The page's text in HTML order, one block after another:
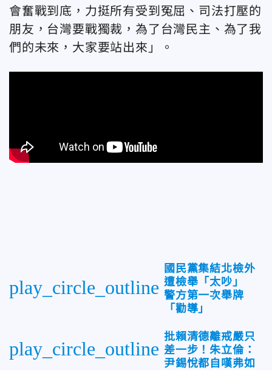
會奮戰到底，力挺所有受到冤屈、司法打壓的
朋友，台灣要戰獨裁，為了台灣民主、為了我
們的未來，大家要站出來」。
play_circle_outline
國民黨集結北檢外
遭檢舉「太吵」
警方第一次舉牌
「勸導」
play_circle_outline
批賴清德離戒嚴只
差一步！朱立倫：
尹錫悅都自嘆弗如